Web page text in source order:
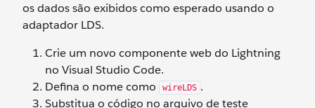
os dados são exibidos como esperado usando o
adaptador LDS.
Crie um novo componente web do Lightning
no Visual Studio Code.
Defina o nome como
wireLDS .
Substitua o código no arquivo de teste